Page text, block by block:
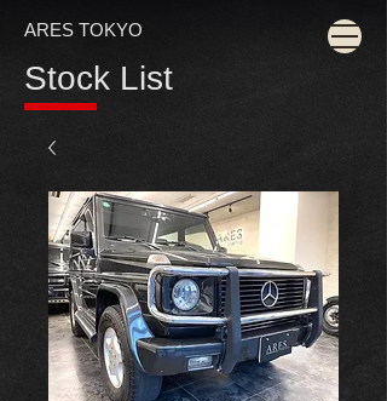
ARES TOKYO
Stock List